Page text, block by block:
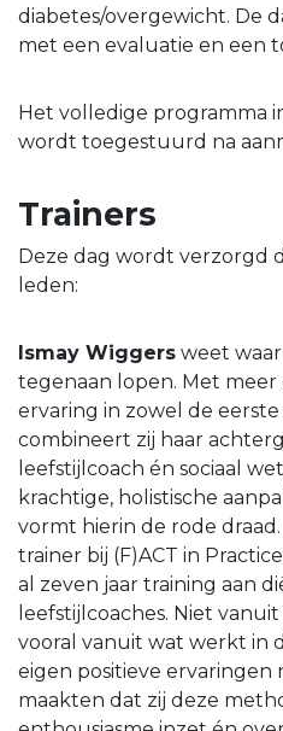
diabetes/overgewicht. De
met een evaluatie en een
Het volledige programma
wordt toegestuurd na
Trainers
Deze dag wordt verzorgd
leden:
Ismay Wiggers weet
tegenaan lopen. Met meer
ervaring in zowel de
combineert zij haar
leefstijlcoach én sociaal
krachtige, holistische
vormt hierin de rode draad.
trainer bij (F)ACT in
al zeven jaar training aan
leefstijlcoaches. Niet
vooral vanuit wat werkt in
eigen positieve ervaringen
maakten dat zij deze